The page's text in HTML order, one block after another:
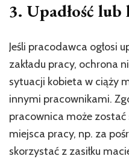
3. Upadłość
Jeśli pracodawca ogłosi
zakładu pracy, ochrona
sytuacji kobieta w ciąży
innymi pracownikami.
pracownica może
miejsca pracy, np. za
skorzystać z zasiłku